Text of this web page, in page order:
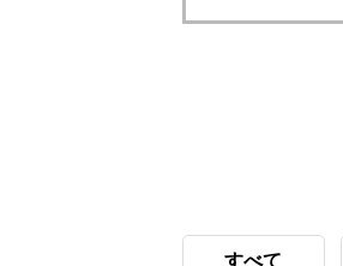
すべて